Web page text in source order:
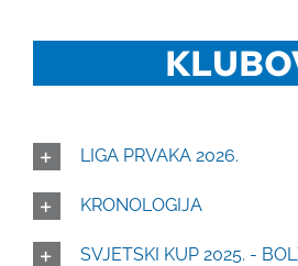
LIGA PRVAKA 2026.
KRONOLOGIJA
SVJETSKI KUP 2025. -